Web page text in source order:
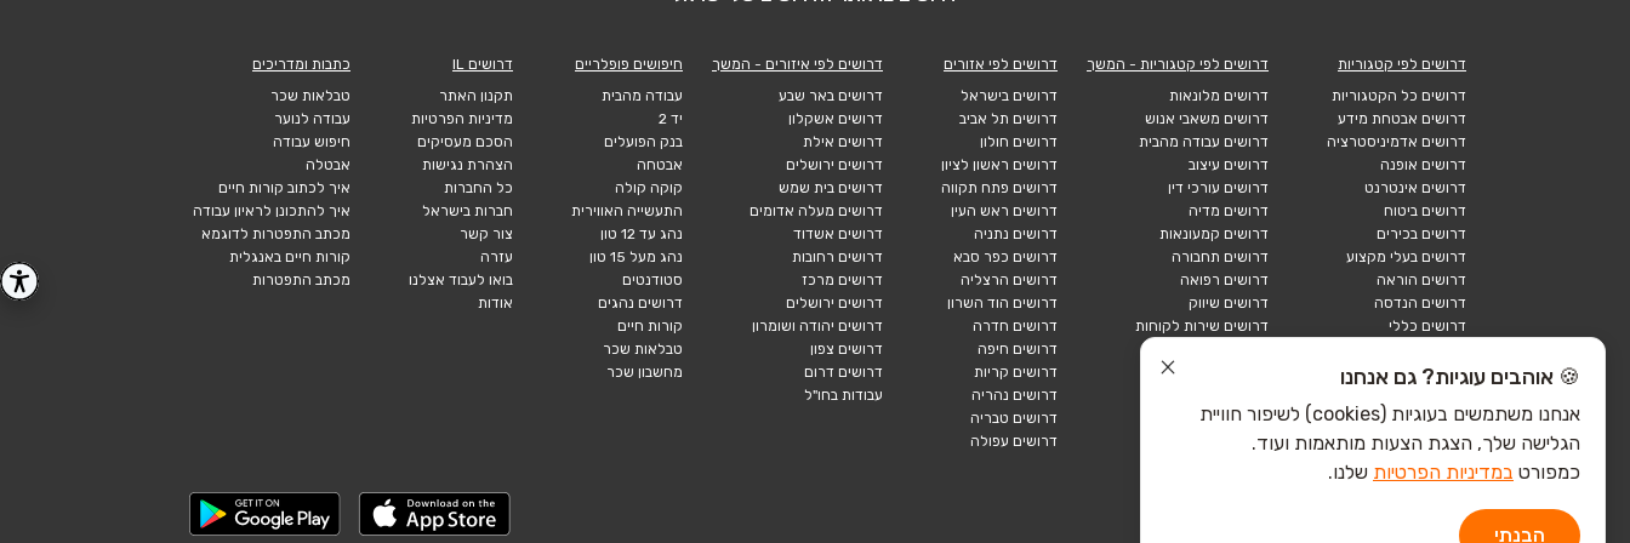
דרושים לפי קטגוריות
דרושים כל הקטגוריות
דרושים אבטחת מידע
דרושים אדמיניסטרציה
דרושים אופנה
דרושים אינטרנט
דרושים ביטוח
דרושים בכירים
דרושים בעלי מקצוע
דרושים הוראה
דרושים הנדסה
דרושים כללי
דרושים לוגיסטיקה
דרושים מכירות
הייטק חומרה
דרושים לפי קטגוריות - המשך
דרושים מלונאות
דרושים משאבי אנוש
דרושים עבודה מהבית
דרושים עיצוב
דרושים עורכי דין
דרושים מדיה
דרושים קמעונאות
דרושים תחבורה
דרושים רפואה
דרושים שיווק
דרושים שירות לקוחות
הייטק כללי
הייטק תוכנה
דרושים לפי אזורים
דרושים בישראל
דרושים תל אביב
דרושים חולון
דרושים ראשון לציון
דרושים פתח תקווה
דרושים ראש העין
דרושים נתניה
דרושים כפר סבא
דרושים הרצליה
דרושים הוד השרון
דרושים חדרה
דרושים חיפה
דרושים קריות
דרושים נהריה
דרושים טבריה
דרושים עפולה
דרושים לפי איזורים - המשך
דרושים באר שבע
דרושים אשקלון
דרושים אילת
דרושים ירושלים
דרושים בית שמש
דרושים מעלה אדומים
דרושים אשדוד
דרושים רחובות
דרושים מרכז
דרושים ירושלים
דרושים יהודה ושומרון
דרושים צפון
דרושים דרום
עבודות בחו"ל
חיפושים פופלריים
עבודה מהבית
יד 2
בנק הפועלים
אבטחה
קוקה קולה
התעשייה האווירית
נהג עד 12 טון
נהג מעל 15 טון
סטודנטים
דרושים נהגים
קורות חיים
טבלאות שכר
מחשבון שכר
דרושים IL
תקנון האתר
מדיניות הפרטיות
הסכם מעסיקים
הצהרת נגישות
כל החברות
חברות בישראל
צור קשר
עזרה
בואו לעבוד אצלנו
אודות
כתבות ומדריכים
טבלאות שכר
עבודה לנוער
חיפוש עבודה
אבטלה
איך לכתוב קורות חיים
איך להתכונן לראיון עבודה
מכתב התפטרות לדוגמא
קורות חיים באנגלית
מכתב התפטרות
🍪 אוהבים עוגיות? גם אנחנו
אנחנו משתמשים בעוגיות (cookies) לשיפור חוויית
הגלישה שלך, הצגת הצעות מותאמות ועוד.
כמפורט במדיניות הפרטיות שלנו.
הבנתי